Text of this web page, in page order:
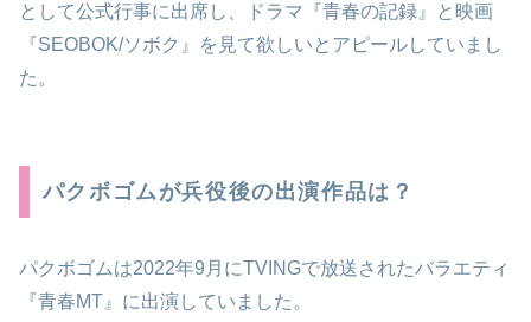
として公式行事に出席し、ドラマ『青春の記録』と映画
『SEOBOK/ソボク』を見て欲しいとアピールしていまし
た。
パクボゴムが兵役後の出演作品は？
パクボゴムは2022年9月にTVINGで放送されたバラエティ
『青春MT』に出演していました。